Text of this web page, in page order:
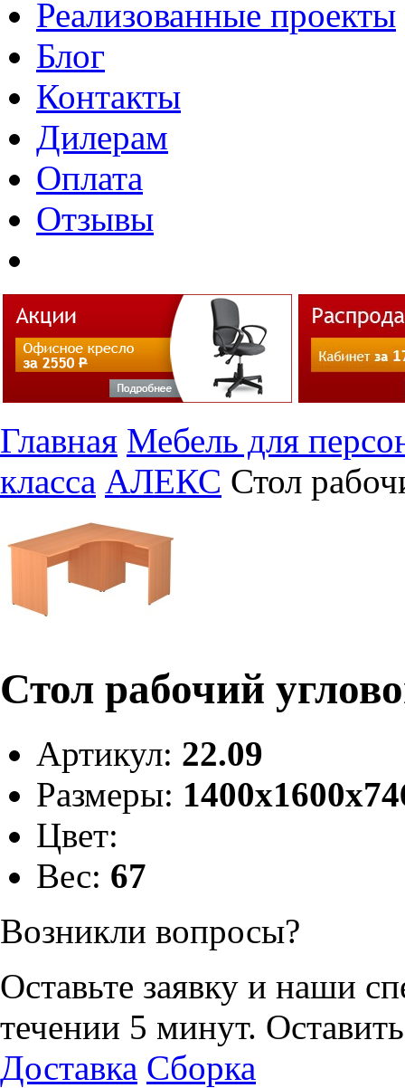
Реализованные проекты
Блог
Контакты
Дилерам
Оплата
Отзывы
Главная Мебель для
класса АЛЕКС Стол
Стол рабочий
Артикул: 22.09
Размеры:
Цвет:
Вес: 67
Возникли вопросы?
Оставьте заявку и наши
течении 5 минут.
Доставка Сборка